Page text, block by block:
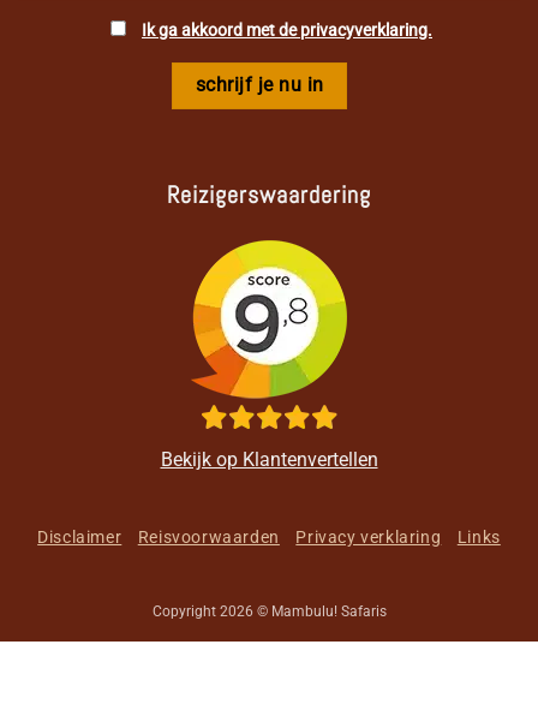
Ik ga akkoord met de privacyverklaring.
Reizigerswaardering
Bekijk op Klantenvertellen
Disclaimer Reisvoorwaarden Privacy verklaring Links
Copyright 2026 © Mambulu! Safaris